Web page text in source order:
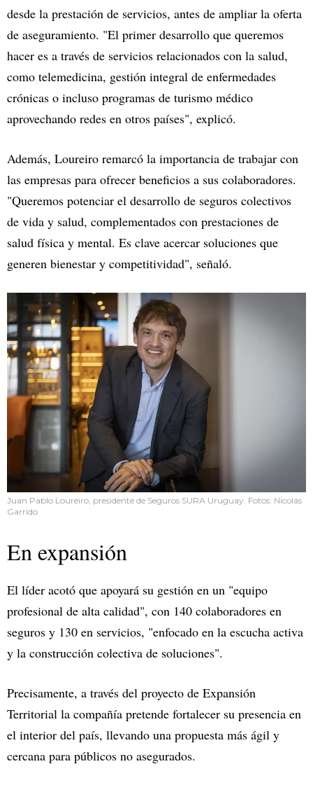
desde la prestación de servicios, antes de ampliar la oferta
de aseguramiento. "El primer desarrollo que queremos
hacer es a través de servicios relacionados con la salud,
como telemedicina, gestión integral de enfermedades
crónicas o incluso programas de turismo médico
aprovechando redes en otros países", explicó.
Además, Loureiro remarcó la importancia de trabajar con
las empresas para ofrecer beneficios a sus colaboradores.
"Queremos potenciar el desarrollo de seguros colectivos
de vida y salud, complementados con prestaciones de
salud física y mental. Es clave acercar soluciones que
generen bienestar y competitividad", señaló.
Juan Pablo Loureiro, presidente de Seguros SURA Uruguay. Fotos: Nicolás
Garrido
En expansión
El líder acotó que apoyará su gestión en un "equipo
profesional de alta calidad", con 140 colaboradores en
seguros y 130 en servicios, "enfocado en la escucha activa
y la construcción colectiva de soluciones".
Precisamente, a través del proyecto de Expansión
Territorial la compañía pretende fortalecer su presencia en
el interior del país, llevando una propuesta más ágil y
cercana para públicos no asegurados.